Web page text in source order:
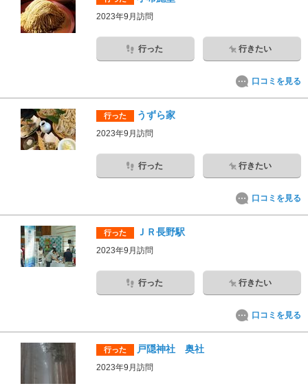
2023年9月訪問
行った 行きたい
口コミを見る
行った うずら家
2023年9月訪問
行った 行きたい
口コミを見る
行った ＪＲ長野駅
2023年9月訪問
行った 行きたい
口コミを見る
行った 戸隠神社 奥社
2023年9月訪問